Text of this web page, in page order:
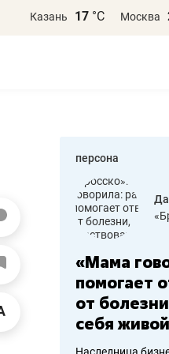
Казань 17 °С Москва
персона
«Мама
помогает
от
себя